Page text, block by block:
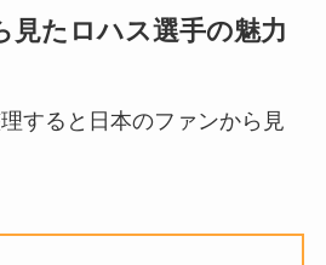
見たロハス選手の魅力
すると日本のファンから見